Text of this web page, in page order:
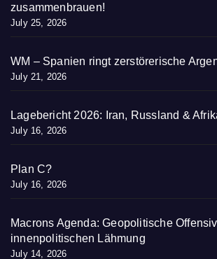
zusammenbrauen!
July 25, 2026
WM – Spanien ringt zerstörerische
July 21, 2026
Lagebericht 2026: Iran, Russland &
July 16, 2026
Plan C?
July 16, 2026
Macrons Agenda: Geopolitische
innenpolitischen Lähmung
July 14, 2026